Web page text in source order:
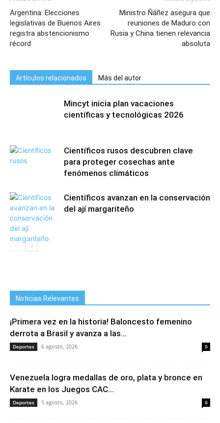
Argentina: Elecciones
legislativas de Buenos Aires
registra abstencionismo
récord
Ministro Ñáñez asegura que
reuniones de Maduro con
Rusia y China tienen relevancia
absoluta
Artículos relacionados Más del autor
Mincyt inicia plan vacaciones
científicas y tecnológicas 2026
Científicos rusos descubren clave
para proteger cosechas ante
fenómenos climáticos
Científicos avanzan en la conservación
del ají margariteño
Noticias Relevantes
¡Primera vez en la historia! Baloncesto femenino
derrota a Brasil y avanza a las...
Deportes 6 agosto, 2026 0
Venezuela logra medallas de oro, plata y bronce en
Karate en los Juegos CAC...
Deportes 5 agosto, 2026 0